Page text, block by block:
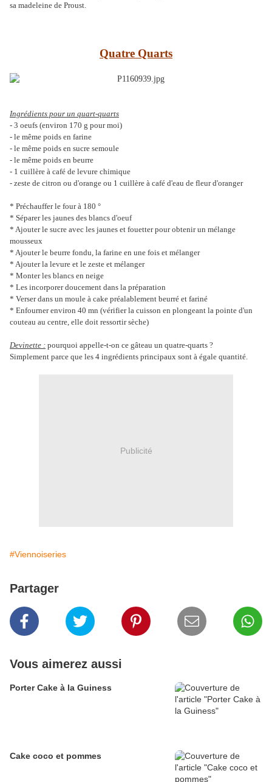
sa madeleine de Proust.
Quatre Quarts
Ingrédients pour un quart-quarts
- 3 oeufs (environ 170 g pour moi)
- le même poids en farine
- le même poids en sucre semoule
- le même poids en beurre
- 1 cuillère à café de levure chimique
- zeste de citron ou d'orange ou 1 cuillère à café d'eau de fleur d'oranger
* Préchauffer le four à 180 °
* Séparer les jaunes des blancs d'oeuf
* Ajouter le sucre avec les jaunes et fouetter pour obtenir un mélange
mousseux
* Ajouter le beurre fondu, la farine en une fois et mélanger
* Ajouter la levure et le zeste et mélanger
* Monter les blancs en neige
* Les incorporer doucement dans la préparation
* Verser dans un moule à cake préalablement beurré et fariné
* Enfourner environ 40 mn (vérifier la cuisson en plongeant la pointe d'un
couteau au centre, elle doit ressortir sèche)
Devinette : pourquoi appelle-t-on ce gâteau un quatre-quarts ?
Simplement parce que les 4 ingrédients principaux sont à égale quantité.
Publicité
#Viennoiseries
Partager
Vous aimerez aussi
Porter Cake à la Guiness
Cake coco et pommes